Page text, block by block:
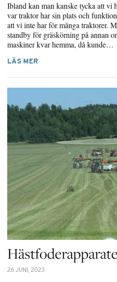
Ibland kan man kanske tycka att vi
var traktor har sin plats och
att vi inte har för många traktorer.
standby för gräskörning på annan
maskiner kvar hemma, då kunde…
LÄS MER
26 JUNI, 2023